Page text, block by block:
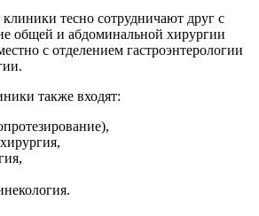
тесно сотрудничают друг с
общей и абдоминальной хирургии
с отделением гастроэнтерологии
также входят: